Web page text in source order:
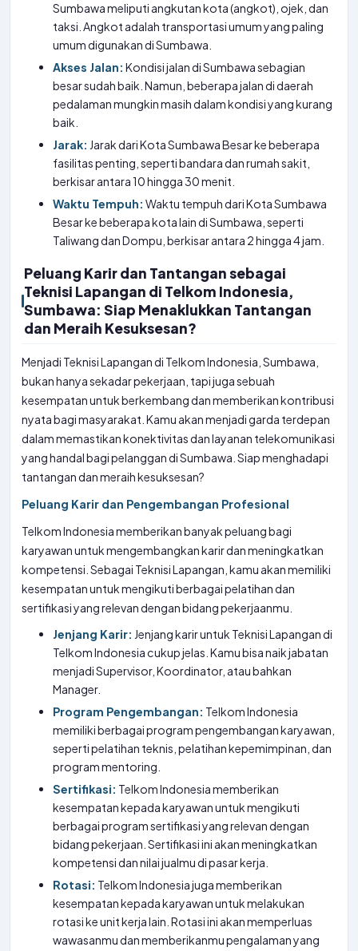
Sumbawa meliputi angkutan kota (angkot), ojek, dan
taksi. Angkot adalah transportasi umum yang paling
umum digunakan di Sumbawa.
Akses Jalan: Kondisi jalan di Sumbawa sebagian
besar sudah baik. Namun, beberapa jalan di daerah
pedalaman mungkin masih dalam kondisi yang kurang
baik.
Jarak: Jarak dari Kota Sumbawa Besar ke beberapa
fasilitas penting, seperti bandara dan rumah sakit,
berkisar antara 10 hingga 30 menit.
Waktu Tempuh: Waktu tempuh dari Kota Sumbawa
Besar ke beberapa kota lain di Sumbawa, seperti
Taliwang dan Dompu, berkisar antara 2 hingga 4 jam.
Peluang Karir dan Tantangan sebagai
Teknisi Lapangan di Telkom Indonesia,
Sumbawa: Siap Menaklukkan Tantangan
dan Meraih Kesuksesan?
Menjadi Teknisi Lapangan di Telkom Indonesia, Sumbawa,
bukan hanya sekadar pekerjaan, tapi juga sebuah
kesempatan untuk berkembang dan memberikan kontribusi
nyata bagi masyarakat. Kamu akan menjadi garda terdepan
dalam memastikan konektivitas dan layanan telekomunikasi
yang handal bagi pelanggan di Sumbawa. Siap menghadapi
tantangan dan meraih kesuksesan?
Peluang Karir dan Pengembangan Profesional
Telkom Indonesia memberikan banyak peluang bagi
karyawan untuk mengembangkan karir dan meningkatkan
kompetensi. Sebagai Teknisi Lapangan, kamu akan memiliki
kesempatan untuk mengikuti berbagai pelatihan dan
sertifikasi yang relevan dengan bidang pekerjaanmu.
Jenjang Karir: Jenjang karir untuk Teknisi Lapangan di
Telkom Indonesia cukup jelas. Kamu bisa naik jabatan
menjadi Supervisor, Koordinator, atau bahkan
Manager.
Program Pengembangan: Telkom Indonesia
memiliki berbagai program pengembangan karyawan,
seperti pelatihan teknis, pelatihan kepemimpinan, dan
program mentoring.
Sertifikasi: Telkom Indonesia memberikan
kesempatan kepada karyawan untuk mengikuti
berbagai program sertifikasi yang relevan dengan
bidang pekerjaan. Sertifikasi ini akan meningkatkan
kompetensi dan nilai jualmu di pasar kerja.
Rotasi: Telkom Indonesia juga memberikan
kesempatan kepada karyawan untuk melakukan
rotasi ke unit kerja lain. Rotasi ini akan memperluas
wawasanmu dan memberikanmu pengalaman yang